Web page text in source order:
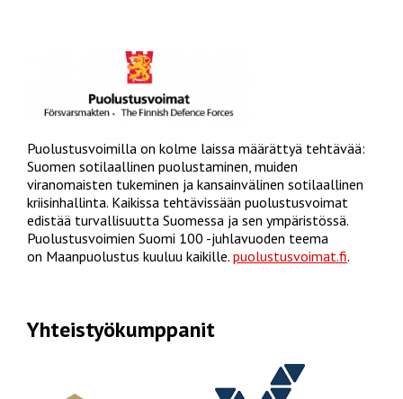
Puolustusvoimilla on kolme laissa määrättyä tehtävää:
Suomen sotilaallinen puolustaminen, muiden
viranomaisten tukeminen ja kansainvälinen sotilaallinen
kriisinhallinta. Kaikissa tehtävissään puolustusvoimat
edistää turvallisuutta Suomessa ja sen ympäristössä.
Puolustusvoimien Suomi 100 -juhlavuoden teema
on Maanpuolustus kuuluu kaikille. puolustusvoimat.fi.
Yhteistyökumppanit